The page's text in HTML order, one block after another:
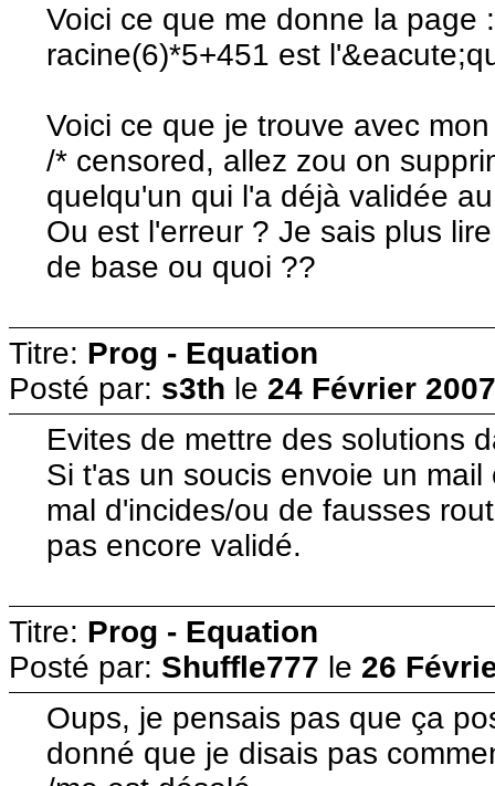
Voici ce que me donne la page :
racine(6)*5+451 est
Voici ce que je trouve avec
/* censored, allez zou on
quelqu'un qui l'a déjà validée
Ou est l'erreur ? Je sais plus
de base ou quoi ??
Titre: Prog - Equation
Posté par: s3th le 24 Février
Evites de mettre des solutions
Si t'as un soucis envoie un
mal d'incides/ou de fausses
pas encore validé.
Titre: Prog - Equation
Posté par: Shuffle777 le 26
Oups, je pensais pas que ça
donné que je disais pas